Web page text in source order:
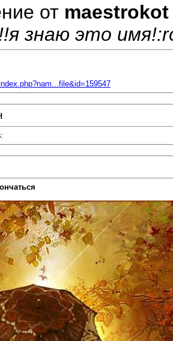
от maestrokot
знаю это